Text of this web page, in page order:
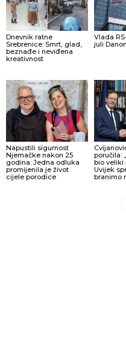
Dnevnik ratne
Srebrenice: Smrt, glad,
beznađe i neviđena
kreativnost
Vlada
juli
Napustili sigurnost
Njemačke nakon 25
godina: Jedna odluka
promijenila je život
cijele porodice
poručila:
bio veliki
Uvijek
branimo